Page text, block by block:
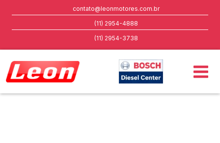
contato@leonmotores.com.br
(11) 2954-4888
(11) 2954-3738